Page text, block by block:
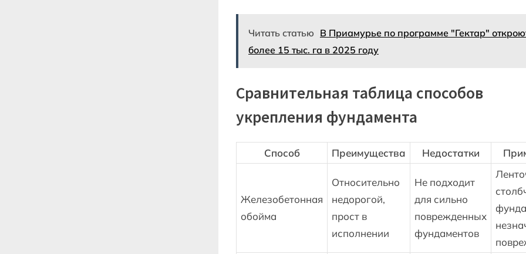
Читать статью В Приамурье по программе "Гектар"
более 15 тыс. га в 2025 году
Сравнительная таблица способов
укрепления фундамента
Способ Преимущества Недостатки
Железобетонная
обойма
Относительно
недорогой,
прост в
исполнении
Не подходит
для сильно
поврежденных
фундаментов